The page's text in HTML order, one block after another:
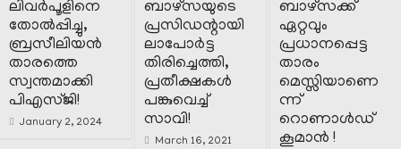
ലിവർപൂളിനെ
തോൽപ്പിച്ചു,
ബ്രസീലിയൻ
താരത്തെ
സ്വന്തമാക്കി
പിഎസ്ജി!
January 2, 2024
ബാഴ്സയുടെ
പ്രസിഡന്റായി
ലാപോർട്ട
തിരിച്ചെത്തി,
പ്രതീക്ഷകൾ
പങ്കുവെച്ച്
സാവി!
March 16, 2021
ബാഴ്സക്ക്
ഏറ്റവും
പ്രധാനപ്പെട്ട
താരം
മെസ്സിയാണെ
ന്ന്
റൊണാൾഡ്
കൂമാൻ !